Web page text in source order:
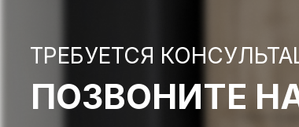
ТРЕБУЕТСЯ
ПОЗВОНИТЕ